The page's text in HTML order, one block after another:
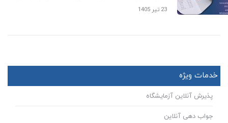
23 تیر 1405
خدمات ویژه
پذیرش آنلاین آزمایشگاه
جواب دهی آنلاین